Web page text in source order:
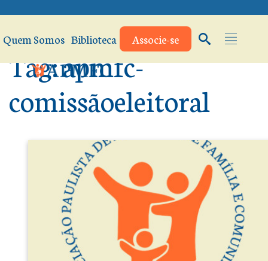
Quem Somos Biblioteca Associe-se
Tag:apmfc-
comissãoeleitoral